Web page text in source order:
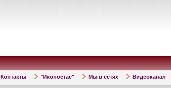
Контакты "Иконостас" Мы в сетях Видеоканал